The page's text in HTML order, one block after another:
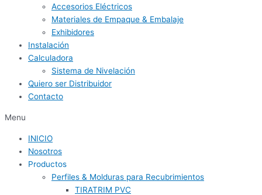
Accesorios Eléctricos
Materiales de Empaque & Embalaje
Exhibidores
Instalación
Calculadora
Sistema de Nivelación
Quiero ser Distribuidor
Contacto
Menu
INICIO
Nosotros
Productos
Perfiles & Molduras para Recubrimientos
TIRATRIM PVC